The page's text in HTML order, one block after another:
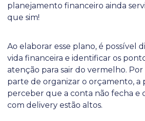
planejamento financeiro ainda
que sim!
Ao elaborar esse plano, é possível
vida financeira e identificar os
atenção para sair do vermelho.
parte de organizar o orçamento, a
perceber que a conta não fecha e
com delivery estão altos.